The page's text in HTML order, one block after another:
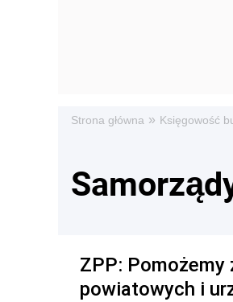
Strona główna » Księgowość
ZPP:
powiatowych i